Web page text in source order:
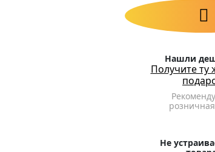
Нашли
Получите ту
Не